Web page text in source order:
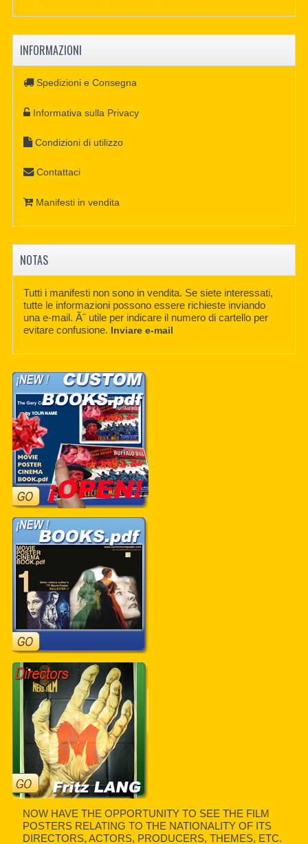
INFORMAZIONI
Spedizioni e Consegna
Informativa sulla Privacy
Condizioni di utilizzo
Contattaci
Manifesti in vendita
NOTAS
Tutti i manifesti non sono in vendita. Se siete interessati,
tutte le informazioni possono essere richieste inviando
una e-mail. Ãˆ utile per indicare il numero di cartello per
evitare confusione. Inviare e-mail
NOW HAVE THE OPPORTUNITY TO SEE THE FILM
POSTERS RELATING TO THE NATIONALITY OF ITS
DIRECTORS, ACTORS, PRODUCERS, THEMES, ETC.